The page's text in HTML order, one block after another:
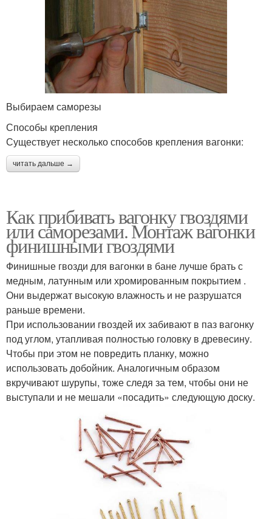
Выбираем саморезы
Способы крепления
Существует несколько способов крепления вагонки:
читать дальше →
Как прибивать вагонку гвоздями
или саморезами. Монтаж вагонки
финишными гвоздями
Финишные гвозди для вагонки в бане лучше брать с
медным, латунным или хромированным покрытием .
Они выдержат высокую влажность и не разрушатся
раньше времени.
При использовании гвоздей их забивают в паз вагонку
под углом, утапливая полностью головку в древесину.
Чтобы при этом не повредить планку, можно
использовать добойник. Аналогичным образом
вкручивают шурупы, тоже следя за тем, чтобы они не
выступали и не мешали «посадить» следующую доску.